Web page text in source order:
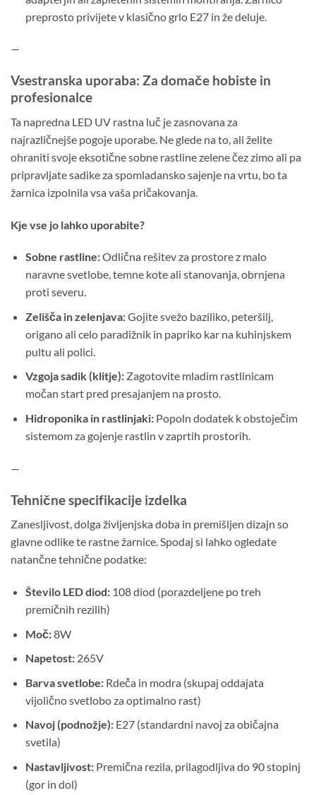
preprosto privijete v klasično grlo E27 in že deluje.
—
Vsestranska uporaba: Za domače hobiste in
profesionalce
Ta napredna LED UV rastna luč je zasnovana za
najrazličnejše pogoje uporabe. Ne glede na to, ali želite
ohraniti svoje eksotične sobne rastline zelene čez zimo ali pa
pripravljate sadike za spomladansko sajenje na vrtu, bo ta
žarnica izpolnila vsa vaša pričakovanja.
Kje vse jo lahko uporabite?
Sobne rastline:Odlična rešitev za prostore z malo
naravne svetlobe, temne kote ali stanovanja, obrnjena
proti severu.
Zelišča in zelenjava:Gojite svežo baziliko, peteršilj,
origano ali celo paradižnik in papriko kar na kuhinjskem
pultu ali polici.
Vzgoja sadik (klitje):Zagotovite mladim rastlinicam
močan start pred presajanjem na prosto.
Hidroponika in rastlinjaki:Popoln dodatek k obstoječim
sistemom za gojenje rastlin v zaprtih prostorih.
—
Tehnične specifikacije izdelka
Zanesljivost, dolga življenjska doba in premišljen dizajn so
glavne odlike te rastne žarnice. Spodaj si lahko ogledate
natančne tehnične podatke:
Število LED diod:108 diod (porazdeljene po treh
premičnih rezilih)
Moč:8W
Napetost:265V
Barva svetlobe:Rdeča in modra (skupaj oddajata
vijolično svetlobo za optimalno rast)
Navoj (podnožje):E27 (standardni navoj za običajna
svetila)
Nastavljivost:Premična rezila, prilagodljiva do 90 stopinj
(gor in dol)